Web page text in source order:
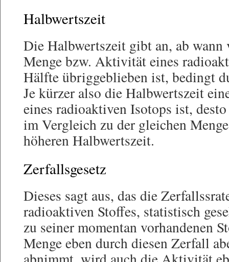
Halbwertszeit
Die Halbwertszeit gibt an, ab
Menge bzw. Aktivität eines
Hälfte übriggeblieben ist, bedingt
Je kürzer also die Halbwertszeit
eines radioaktiven Isotops ist,
im Vergleich zu der gleichen
höheren Halbwertszeit.
Zerfallsgesetz
Dieses sagt aus, das die
radioaktiven Stoffes, statistisch
zu seiner momentan vorhandenen
Menge eben durch diesen Zerfall